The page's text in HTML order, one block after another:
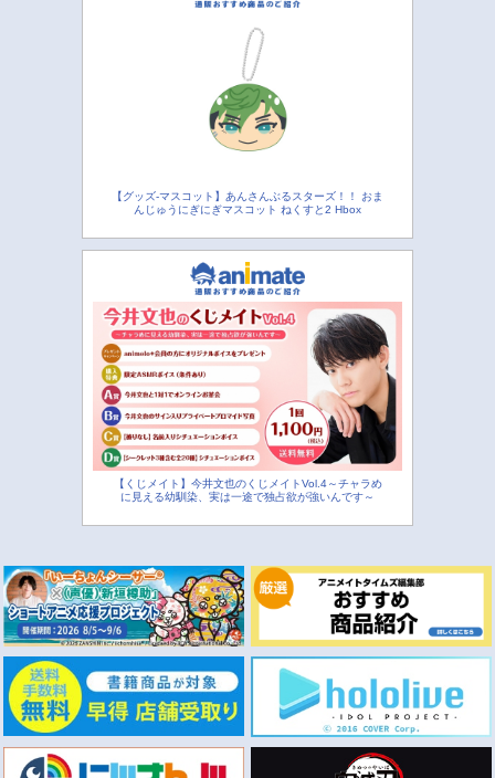
【グッズ-マスコット】あんさんぶるスターズ！！ おま
んじゅうにぎにぎマスコット ねくすと2 Hbox
【くじメイト】今井文也のくじメイトVol.4～チャラめ
に見える幼馴染、実は一途で独占欲が強いんです～